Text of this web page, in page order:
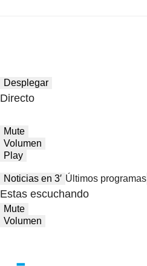
Desplegar
Directo
Mute
Volumen
Play
Noticias en 3′ Últimos programas
Estas escuchando
Mute
Volumen